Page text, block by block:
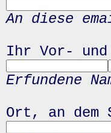
An diese
Ihr Vor- und
Erfundene
Ort, an